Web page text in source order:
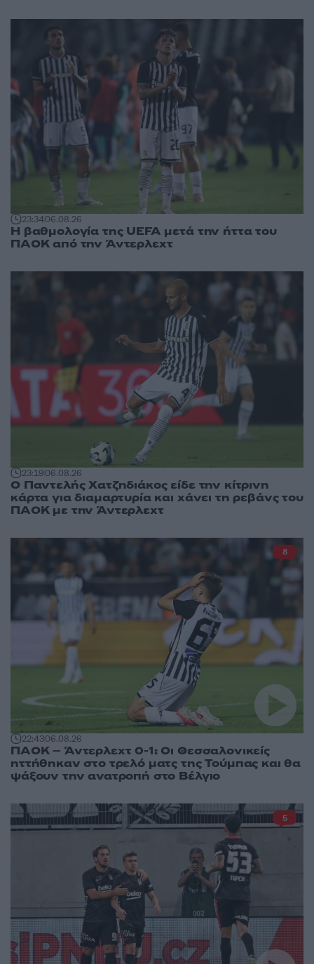
23:3406.08.26
Η βαθμολογία της UEFA μετά την ήττα του
ΠΑΟΚ από την Άντερλεχτ
23:1906.08.26
Ο Παντελής Χατζηδιάκος είδε την κίτρινη
κάρτα για διαμαρτυρία και χάνει τη ρεβάνς του
ΠΑΟΚ με την Άντερλεχτ
22:4306.08.26
ΠΑΟΚ – Άντερλεχτ 0-1: Οι Θεσσαλονικείς
ηττήθηκαν στο τρελό ματς της Τούμπας και θα
ψάξουν την ανατροπή στο Βέλγιο
8
5